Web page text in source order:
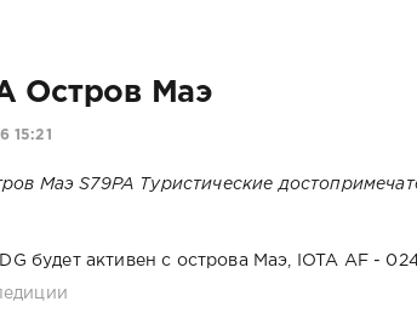
Остров Маэ
15:21
будет активен с острова Маэ, IOTA AF -